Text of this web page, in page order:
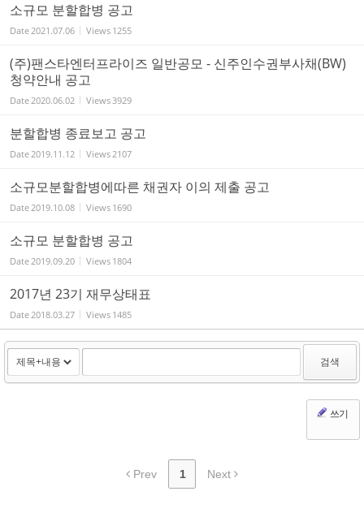
소규모 분할합병 공고
Date2021.07.06 Views 1255
(주)팬스타엔터프라이즈 일반공모 - 신주인수권부사채(BW)
청약안내 공고
Date2020.06.02 Views3929
분할합병 종료보고 공고
Date2019.11.12 Views2107
소규모분할합병에따른 채권자 이의 제출 공고
Date2019.10.08 Views 1690
소규모 분할합병 공고
Date2019.09.20 Views 1804
2017년 23기 재무상태표
Date2018.03.27 Views 1485
검색
쓰기
Prev 1 Next